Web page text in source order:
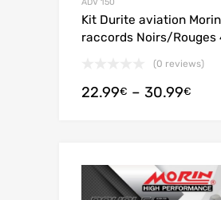
ADV 150
Kit Durite aviation
raccords Noirs/Rouges
(0 reviews)
22.99€ – 30.99€